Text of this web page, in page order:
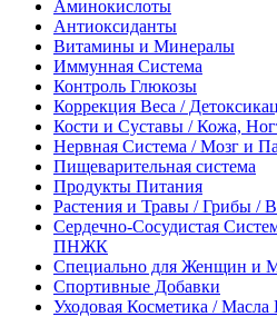
Аминокислоты
Антиоксиданты
Витамины и Минералы
Иммунная Система
Контроль Глюкозы
Коррекция Веса /
Кости и Суставы / Кожа,
Нервная Система / Мозг и
Пищеварительная система
Продукты Питания
Растения и Травы / Грибы /
Сердечно-Сосудистая
ПНЖК
Специально для Женщин и
Спортивные Добавки
Уходовая Косметика /